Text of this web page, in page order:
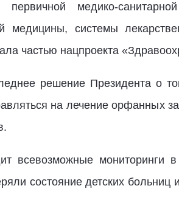
медико-
медицины, системы
частью нацпроекта
решение Президента о
на лечение орфанных
всевозможные
состояние детских